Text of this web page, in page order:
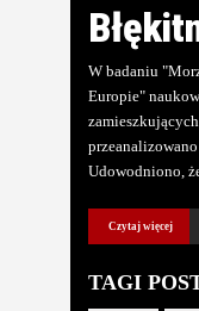
W badaniu
Europie"
Udowodniono,
Czytaj więcej
TAGI